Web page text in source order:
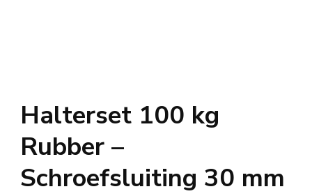
Halterset 100 kg
Rubber –
Schroefsluiting 30 mm